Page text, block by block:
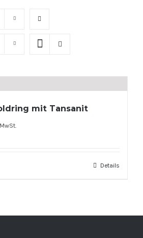
mit Tansanit
Details